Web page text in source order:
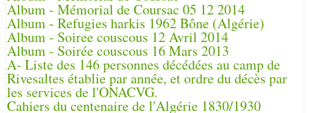
Album - Mémorial de Coursac 05 12 2014
Album - Refugies harkis 1962 Bône (Algérie)
Album - Soiree couscous 12 Avril 2014
Album - Soirée couscous 16 Mars 2013
A- Liste des 146 personnes décédées au camp de
Rivesaltes établie par année, et ordre du décès par
les services de l'ONACVG.
Cahiers du centenaire de l'Algérie 1830/1930